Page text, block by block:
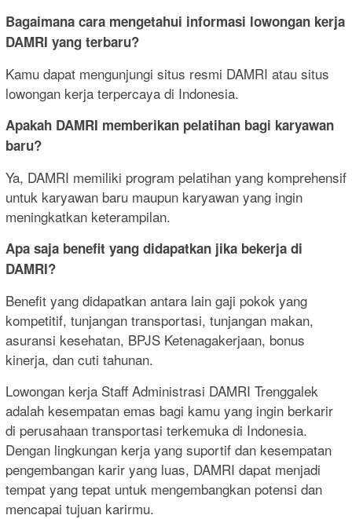
Bagaimana cara mengetahui informasi lowongan kerja
DAMRI yang terbaru?
Kamu dapat mengunjungi situs resmi DAMRI atau situs
lowongan kerja terpercaya di Indonesia.
Apakah DAMRI memberikan pelatihan bagi karyawan
baru?
Ya, DAMRI memiliki program pelatihan yang komprehensif
untuk karyawan baru maupun karyawan yang ingin
meningkatkan keterampilan.
Apa saja benefit yang didapatkan jika bekerja di
DAMRI?
Benefit yang didapatkan antara lain gaji pokok yang
kompetitif, tunjangan transportasi, tunjangan makan,
asuransi kesehatan, BPJS Ketenagakerjaan, bonus
kinerja, dan cuti tahunan.
Lowongan kerja Staff Administrasi DAMRI Trenggalek
adalah kesempatan emas bagi kamu yang ingin berkarir
di perusahaan transportasi terkemuka di Indonesia.
Dengan lingkungan kerja yang suportif dan kesempatan
pengembangan karir yang luas, DAMRI dapat menjadi
tempat yang tepat untuk mengembangkan potensi dan
mencapai tujuan karirmu.